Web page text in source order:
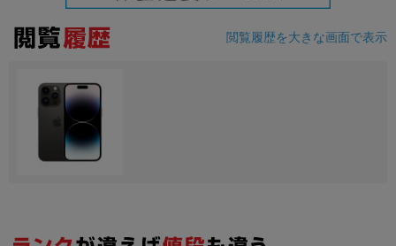
閲覧履歴を大きな画面で表示